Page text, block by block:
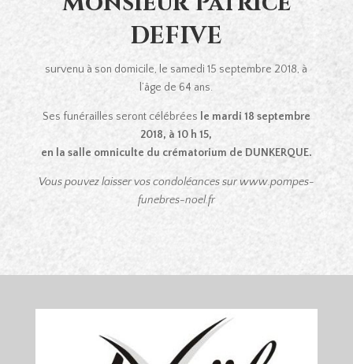
DEFIVE
survenu à son domicile, le samedi 15 septembre 2018, à
l’âge de 64 ans.
Ses funérailles seront célébrées le mardi 18 septembre
2018, à 10 h 15,
en la salle omniculte du crématorium de DUNKERQUE.
Vous pouvez laisser vos condoléances sur www.pompes-
funebres-noel.fr